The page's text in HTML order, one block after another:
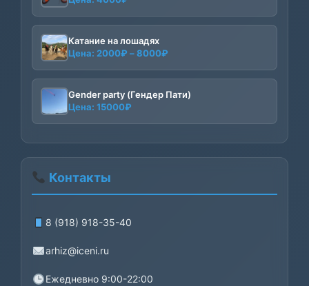
Катание на лошадях
Цена: 2000₽ –8000₽
2000₽
–
Gender party (Гендер Пати)
Цена: 15000₽
Контакты
8 (918) 918-35-40
arhiz@iceni.ru
Ежедневно 9:00-22:00